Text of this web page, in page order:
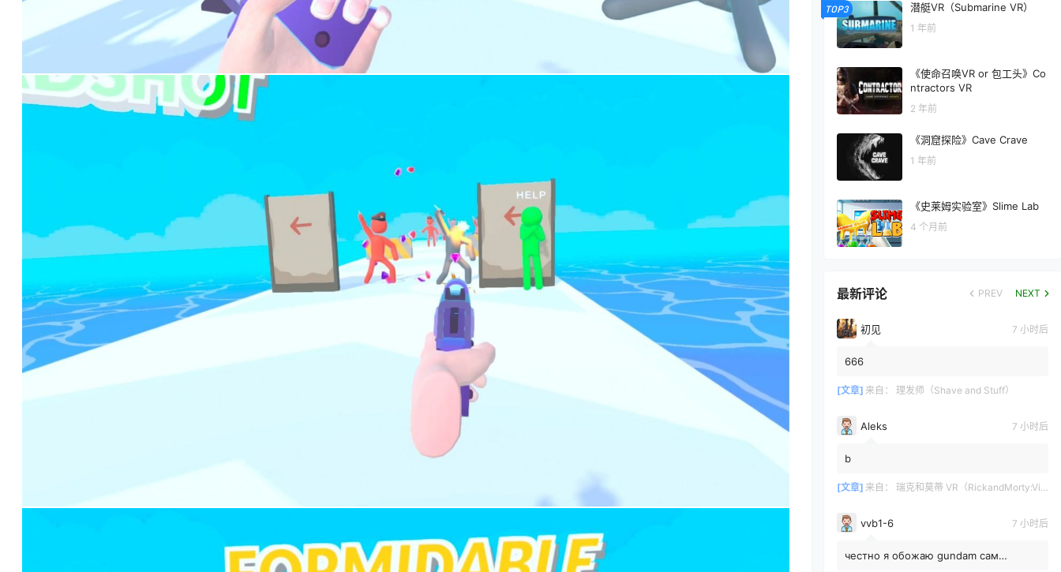
TOP3 潜艇VR（Submarine VR）
1 年前
《使命召唤VR or 包工头》Co
ntractors VR
2 年前
《洞窟探险》Cave Crave
1 年前
《史莱姆实验室》Slime Lab
4 个月前
最新评论 PREV NEXT
初见 7 小时后
666
[文章] 来自： 理发师（Shave and Stuff）
Aleks 7 小时后
b
[文章] 来自： 瑞克和莫蒂 VR（RickandMorty:VirtualRick-ality）
vvb1-6 7 小时后
честно я обожаю gundam сам